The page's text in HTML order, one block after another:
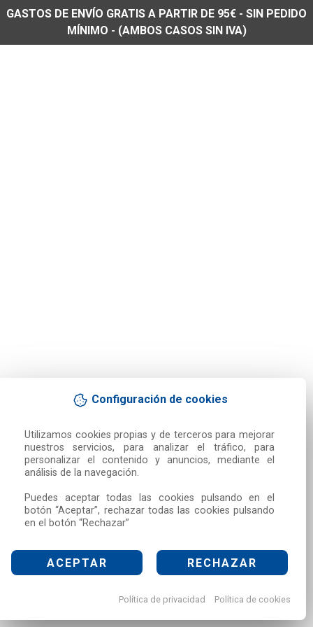
Configuración de cookies
Utilizamos cookies propias y de terceros para mejorar
nuestros servicios, para analizar el tráfico, para
personalizar el contenido y anuncios, mediante el
análisis de la navegación.
Puedes aceptar todas las cookies pulsando en el
botón “Aceptar”, rechazar todas las cookies pulsando
en el botón “Rechazar”
ACEPTAR RECHAZAR
Política de privacidad Política de cookies
GASTOS DE ENVÍO GRATIS A PARTIR DE 95€ - SIN PEDIDO
MÍNIMO - (AMBOS CASOS SIN IVA)